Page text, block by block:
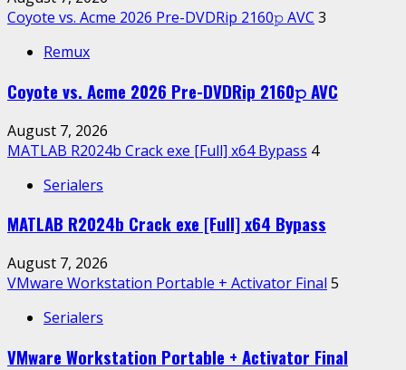
Coyote vs. Acme 2026 Pre-DVDRip 2160𝚙 AVC 3
Remux
Coyote vs. Acme 2026 Pre-DVDRip 2160𝚙 AVC
August 7, 2026
MATLAB R2024b Crack exe [Full] x64 Bypass 4
Serialers
MATLAB R2024b Crack exe [Full] x64 Bypass
August 7, 2026
VMware Workstation Portable + Activator Final 5
Serialers
VMware Workstation Portable + Activator Final